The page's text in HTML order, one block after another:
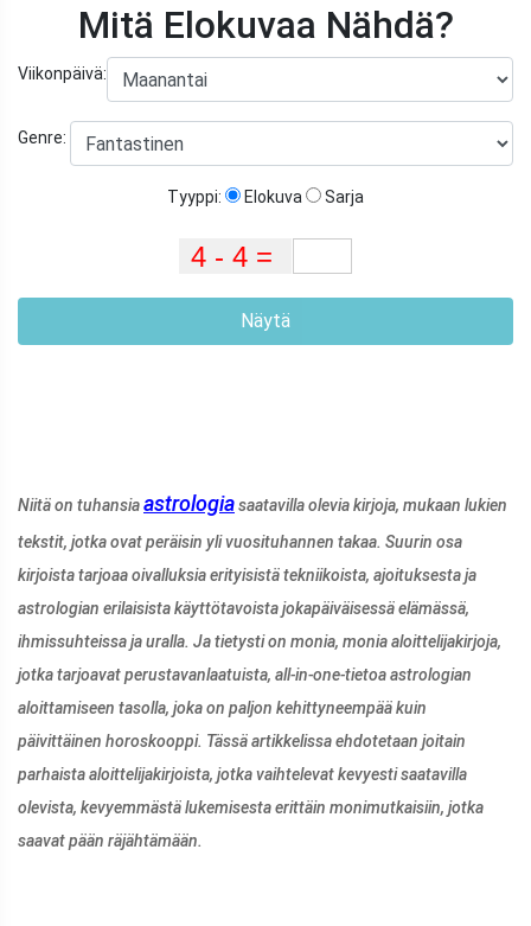
Mitä Elokuvaa Nähdä?
Viikonpäivä:
Genre:
Tyyppi: Elokuva Sarja
Näytä
Niitä on tuhansiaastrologiasaatavilla olevia kirjoja, mukaan lukien
tekstit, jotka ovat peräisin yli vuosituhannen takaa. Suurin osa
kirjoista tarjoaa oivalluksia erityisistä tekniikoista, ajoituksesta ja
astrologian erilaisista käyttötavoista jokapäiväisessä elämässä,
ihmissuhteissa ja uralla. Ja tietysti on monia, monia aloittelijakirjoja,
jotka tarjoavat perustavanlaatuista, all-in-one-tietoa astrologian
aloittamiseen tasolla, joka on paljon kehittyneempää kuin
päivittäinen horoskooppi. Tässä artikkelissa ehdotetaan joitain
parhaista aloittelijakirjoista, jotka vaihtelevat kevyesti saatavilla
olevista, kevyemmästä lukemisesta erittäin monimutkaisiin, jotka
saavat pään räjähtämään.